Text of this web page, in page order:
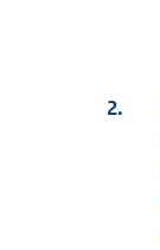
2.